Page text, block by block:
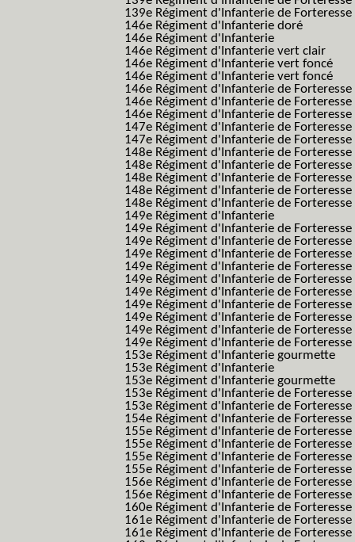
139e Régiment d'Infanterie de
146e Régiment d'Infanterie doré
146e Régiment d'Infanterie
146e Régiment d'Infanterie vert clair
146e Régiment d'Infanterie vert foncé
146e Régiment d'Infanterie vert foncé
146e Régiment d'Infanterie de
146e Régiment d'Infanterie de
146e Régiment d'Infanterie de
147e Régiment d'Infanterie de Forteresse
147e Régiment d'Infanterie de Forteresse
148e Régiment d'Infanterie de Forteresse
148e Régiment d'Infanterie de Forteresse
148e Régiment d'Infanterie de Forteresse
148e Régiment d'Infanterie de Forteresse
148e Régiment d'Infanterie de Forteresse
149e Régiment d'Infanterie
149e Régiment d'Infanterie de
149e Régiment d'Infanterie de
149e Régiment d'Infanterie de
149e Régiment d'Infanterie de
149e Régiment d'Infanterie de
149e Régiment d'Infanterie de
149e Régiment d'Infanterie de
149e Régiment d'Infanterie de
149e Régiment d'Infanterie de
149e Régiment d'Infanterie de
153e Régiment d'Infanterie gourmette
153e Régiment d'Infanterie
153e Régiment d'Infanterie gourmette
153e Régiment d'Infanterie de
153e Régiment d'Infanterie de
154e Régiment d'Infanterie de Forteresse
155e Régiment d'Infanterie de
155e Régiment d'Infanterie de
155e Régiment d'Infanterie de
155e Régiment d'Infanterie de
156e Régiment d'Infanterie de Forteresse
156e Régiment d'Infanterie de
160e Régiment d'Infanterie de
161e Régiment d'Infanterie de Forteresse
161e Régiment d'Infanterie de